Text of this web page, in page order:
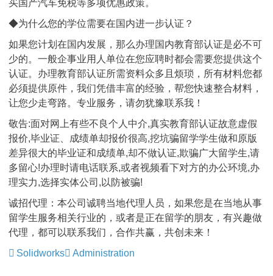
买国产汽车免税等多项优惠政策。
◆为什么您的学位需要在国内进一步认证？
如果您计划在国内发展，那么办理国内教育部认证是必不可
少的。一般企事业用人单位在您应聘时都会需要您提供这个
认证。办理教育部认证所需资料众多且烦琐，所有材料您都
必须提供原件，我们凭借丰富的经验，帮您快速整合材料，
让您少走弯路。专业服务，请勿犹豫联系我！
敬告:面对网上有些不良个人中介,真实教育部认证故意虚假
报价,毕业证、成绩单却报价很高,挖坑骗留学学生做和原版
差异很大的毕业证和成绩单,却不做认证,欺骗广大留学生,请
多留心!办理时请电话联系,或者视频看下对方的办公环境,办
理实力,选择实体公司,以防被骗!
诚招代理：本公司诚聘当地代理人员，如果您是在当地从事
留学生服务相关行业的，或者是正在留学的朋友，有兴趣做
代理，都可以联系我们，合作共赢，共创未来！
Solidworks
Administration